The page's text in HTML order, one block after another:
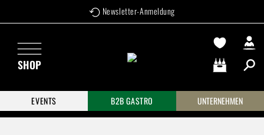
Zum Hauptinhalt springen Newsletter-Anmeldung
SHOP
Warenkorb
EVENTS
B2B GASTRO UNTERNEHMEN